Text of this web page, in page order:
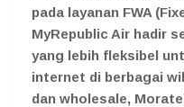
pada layanan FWA
MyRepublic Air hadir
yang lebih fleksibel
internet di berbagai
dan wholesale,